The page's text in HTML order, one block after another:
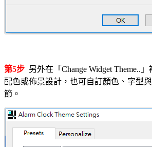
第5步 另外在「Change Widget Theme..
配色或佈景設計，也可自訂顏色、字型
節。